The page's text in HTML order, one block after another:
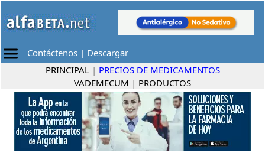
Contáctenos | Descargar
PRINCIPAL | PRECIOS DE MEDICAMENTOS
VADEMECUM | PRODUCTOS